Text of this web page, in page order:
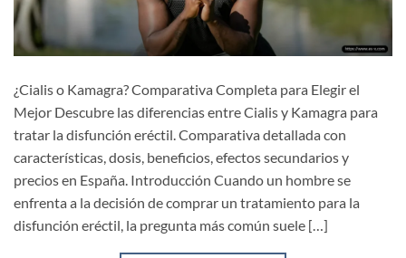
¿Cialis o Kamagra? Comparativa Completa para Elegir el
Mejor Descubre las diferencias entre Cialis y Kamagra para
tratar la disfunción eréctil. Comparativa detallada con
características, dosis, beneficios, efectos secundarios y
precios en España. Introducción Cuando un hombre se
enfrenta a la decisión de comprar un tratamiento para la
disfunción eréctil, la pregunta más común suele […]